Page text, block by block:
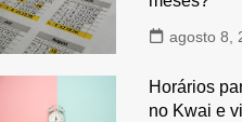
agosto 8,
Horários
no Kwai e